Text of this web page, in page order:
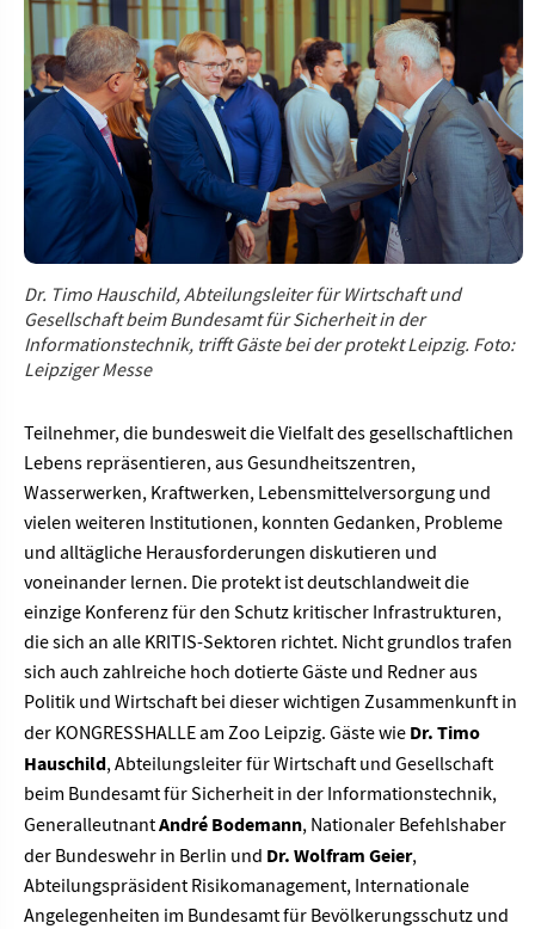
Dr. Timo Hauschild, Abteilungsleiter für Wirtschaft und
Gesellschaft beim Bundesamt für Sicherheit in der
Informationstechnik, trifft Gäste bei der protekt Leipzig. Foto:
Leipziger Messe
Teilnehmer, die bundesweit die Vielfalt des gesellschaftlichen
Lebens repräsentieren, aus Gesundheitszentren,
Wasserwerken, Kraftwerken, Lebensmittelversorgung und
vielen weiteren Institutionen, konnten Gedanken, Probleme
und alltägliche Herausforderungen diskutieren und
voneinander lernen. Die protekt ist deutschlandweit die
einzige Konferenz für den Schutz kritischer Infrastrukturen,
die sich an alle KRITIS-Sektoren richtet. Nicht grundlos trafen
sich auch zahlreiche hoch dotierte Gäste und Redner aus
Politik und Wirtschaft bei dieser wichtigen Zusammenkunft in
der KONGRESSHALLE am Zoo Leipzig. Gäste wie Dr. Timo
Hauschild, Abteilungsleiter für Wirtschaft und Gesellschaft
beim Bundesamt für Sicherheit in der Informationstechnik,
GeneralleutnantAndré Bodemann, Nationaler Befehlshaber
der Bundeswehr in Berlin und Dr. Wolfram Geier,
Abteilungspräsident Risikomanagement, Internationale
Angelegenheiten im Bundesamt für Bevölkerungsschutz und